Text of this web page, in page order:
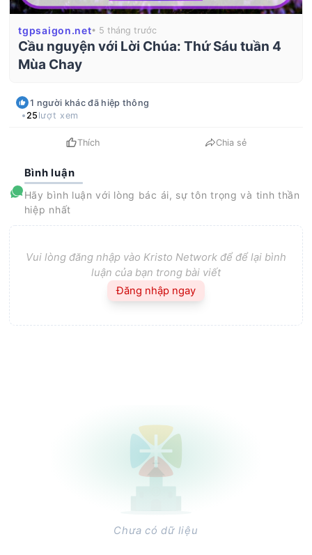
tgpsaigon.net• 5 tháng trước
Cầu nguyện với Lời Chúa: Thứ Sáu tuần 4
Mùa Chay
1 người khác đã hiệp thông
25 lượt xem
Thích Chia sẻ
Bình luận
Hãy bình luận với lòng bác ái, sự tôn trọng và tinh thần
hiệp nhất
Vui lòng đăng nhập vào Kristo Network để để lại bình
luận của bạn trong bài viết
Đăng nhập ngay
Chưa có dữ liệu